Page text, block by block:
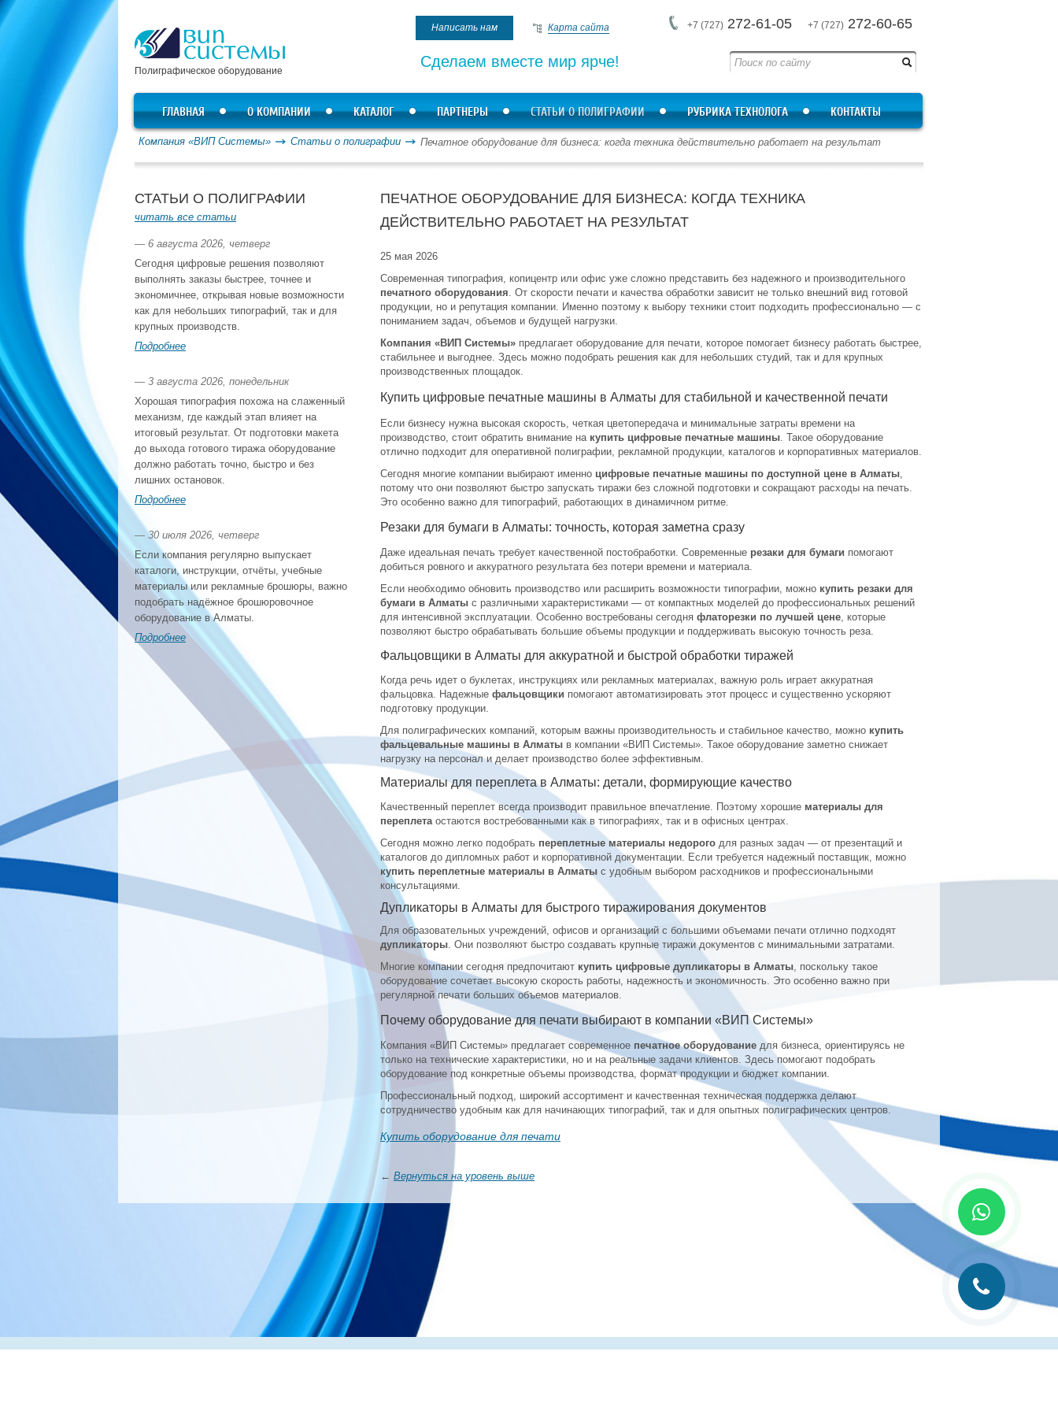
Полиграфическое оборудование
Сделаем вместе мир ярче!
+7 (727) 272-61-05 +7 (727) 272-60-65
Написать нам Карта сайта
ГЛАВНАЯ О КОМПАНИИ КАТАЛОГ ПАРТНЕРЫ СТАТЬИ О ПОЛИГРАФИИ РУБРИКА ТЕХНОЛОГА КОНТАКТЫ
Компания «ВИП Системы» Статьи о полиграфии Печатное оборудование для бизнеса: когда техника действительно работает на результат
СТАТЬИ О ПОЛИГРАФИИ
читать все статьи
— 6 августа 2026, четверг
Сегодня цифровые решения позволяют
выполнять заказы быстрее, точнее и
экономичнее, открывая новые возможности
как для небольших типографий, так и для
крупных производств.
Подробнее
— 3 августа 2026, понедельник
Хорошая типография похожа на слаженный
механизм, где каждый этап влияет на
итоговый результат. От подготовки макета
до выхода готового тиража оборудование
должно работать точно, быстро и без
лишних остановок.
Подробнее
— 30 июля 2026, четверг
Если компания регулярно выпускает
каталоги, инструкции, отчёты, учебные
материалы или рекламные брошюры, важно
подобрать надёжное брошюровочное
оборудование в Алматы.
Подробнее
ПЕЧАТНОЕ ОБОРУДОВАНИЕ ДЛЯ БИЗНЕСА: КОГДА ТЕХНИКА
ДЕЙСТВИТЕЛЬНО РАБОТАЕТ НА РЕЗУЛЬТАТ
25 мая 2026
Современная типография, копицентр или офис уже сложно представить без надежного и производительного
печатного оборудования. От скорости печати и качества обработки зависит не только внешний вид готовой
продукции, но и репутация компании. Именно поэтому к выбору техники стоит подходить профессионально — с
пониманием задач, объемов и будущей нагрузки.
Компания «ВИП Системы» предлагает оборудование для печати, которое помогает бизнесу работать быстрее,
стабильнее и выгоднее. Здесь можно подобрать решения как для небольших студий, так и для крупных
производственных площадок.
Купить цифровые печатные машины в Алматы для стабильной и качественной печати
Если бизнесу нужна высокая скорость, четкая цветопередача и минимальные затраты времени на
производство, стоит обратить внимание на купить цифровые печатные машины. Такое оборудование
отлично подходит для оперативной полиграфии, рекламной продукции, каталогов и корпоративных материалов.
Сегодня многие компании выбирают именно цифровые печатные машины по доступной цене в Алматы,
потому что они позволяют быстро запускать тиражи без сложной подготовки и сокращают расходы на печать.
Это особенно важно для типографий, работающих в динамичном ритме.
Резаки для бумаги в Алматы: точность, которая заметна сразу
Даже идеальная печать требует качественной постобработки. Современные резаки для бумаги помогают
добиться ровного и аккуратного результата без потери времени и материала.
Если необходимо обновить производство или расширить возможности типографии, можно купить резаки для
бумаги в Алматы с различными характеристиками — от компактных моделей до профессиональных решений
для интенсивной эксплуатации. Особенно востребованы сегодня флаторезки по лучшей цене, которые
позволяют быстро обрабатывать большие объемы продукции и поддерживать высокую точность реза.
Фальцовщики в Алматы для аккуратной и быстрой обработки тиражей
Когда речь идет о буклетах, инструкциях или рекламных материалах, важную роль играет аккуратная
фальцовка. Надежные фальцовщики помогают автоматизировать этот процесс и существенно ускоряют
подготовку продукции.
Для полиграфических компаний, которым важны производительность и стабильное качество, можно купить
фальцевальные машины в Алматы в компании «ВИП Системы». Такое оборудование заметно снижает
нагрузку на персонал и делает производство более эффективным.
Материалы для переплета в Алматы: детали, формирующие качество
Качественный переплет всегда производит правильное впечатление. Поэтому хорошие материалы для
переплетаостаются востребованными как в типографиях, так и в офисных центрах.
Сегодня можно легко подобрать переплетные материалы недорого для разных задач — от презентаций и
каталогов до дипломных работ и корпоративной документации. Если требуется надежный поставщик, можно
купить переплетные материалы в Алматы с удобным выбором расходников и профессиональными
консультациями.
Дупликаторы в Алматы для быстрого тиражирования документов
Для образовательных учреждений, офисов и организаций с большими объемами печати отлично подходят
дупликаторы. Они позволяют быстро создавать крупные тиражи документов с минимальными затратами.
Многие компании сегодня предпочитают купить цифровые дупликаторы в Алматы, поскольку такое
оборудование сочетает высокую скорость работы, надежность и экономичность. Это особенно важно при
регулярной печати больших объемов материалов.
Почему оборудование для печати выбирают в компании «ВИП Системы»
Компания «ВИП Системы» предлагает современное печатное оборудование для бизнеса, ориентируясь не
только на технические характеристики, но и на реальные задачи клиентов. Здесь помогают подобрать
оборудование под конкретные объемы производства, формат продукции и бюджет компании.
Профессиональный подход, широкий ассортимент и качественная техническая поддержка делают
сотрудничество удобным как для начинающих типографий, так и для опытных полиграфических центров.
Купить оборудование для печати
← Вернуться на уровень выше